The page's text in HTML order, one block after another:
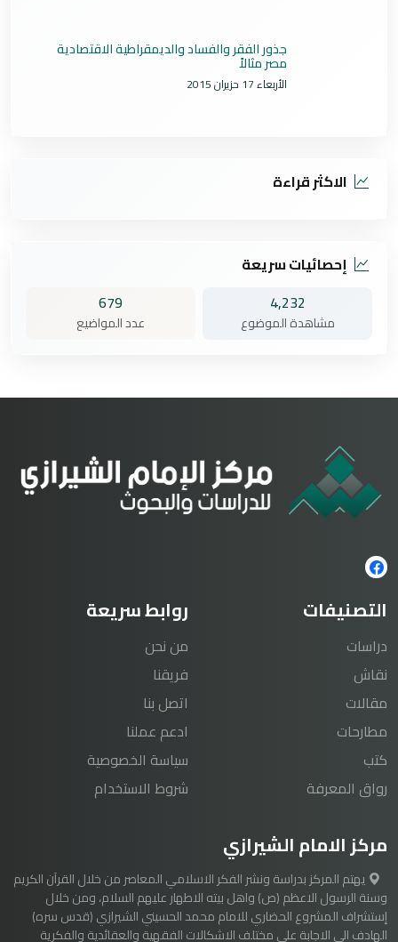
جذور الفقر والفساد والديمقراطية الاقتصادية
مصر مثالاً
الأربعاء 17 حزيران 2015
الاكثر قراءة
إحصائيات سريعة
4,232
مشاهدة الموضوع
679
عدد المواضيع
التصنيفات
دراسات
نقاش
مقالات
مطارحات
كتب
رواق المعرفة
روابط سريعة
من نحن
فريقنا
اتصل بنا
ادعم عملنا
سياسة الخصوصية
شروط الاستخدام
مركز الامام الشيرازي
يهتم المركز بدراسة ونشر الفكر الاسلامي المعاصر من خلال القرآن الكريم
وسنة الرسول الاعظم (ص) واهل بيته الاطهار عليهم السلام، ومن خلال
إستشراف المشروع الحضاري للامام محمد الحسيني الشيرازي (قدس سره)
الهادف الى الاجابة على مختلف الاشكالات الفقهية والعقائدية والفكرية